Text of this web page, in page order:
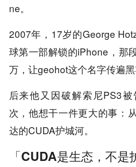
ne。
2007年，17岁的George
球第一部解锁的iPhone，那
万，让geohot这个名字传遍黑
后来他又因破解索尼PS3
次，他想干一件更大的事：
达的CUDA护城河。
「CUDA是生态，不是